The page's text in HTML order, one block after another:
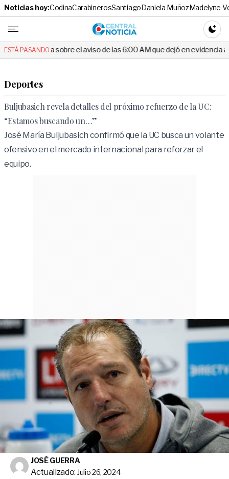
Noticias hoy:CodinaCarabinerosSantiagoDaniela MuñozMadelyne
Central
ESTÁ PASANDO:
sobre el aviso de las 6:00 AM que dejó en evidencia al Delegado
Deportes
Buljubasich revela detalles del próximo refuerzo de la UC:
“Estamos buscando un…”
José María Buljubasich confirmó que la UC busca un volante
ofensivo en el mercado internacional para reforzar el
equipo.
JOSÉ GUERRA
Actualizado: Julio 26, 2024